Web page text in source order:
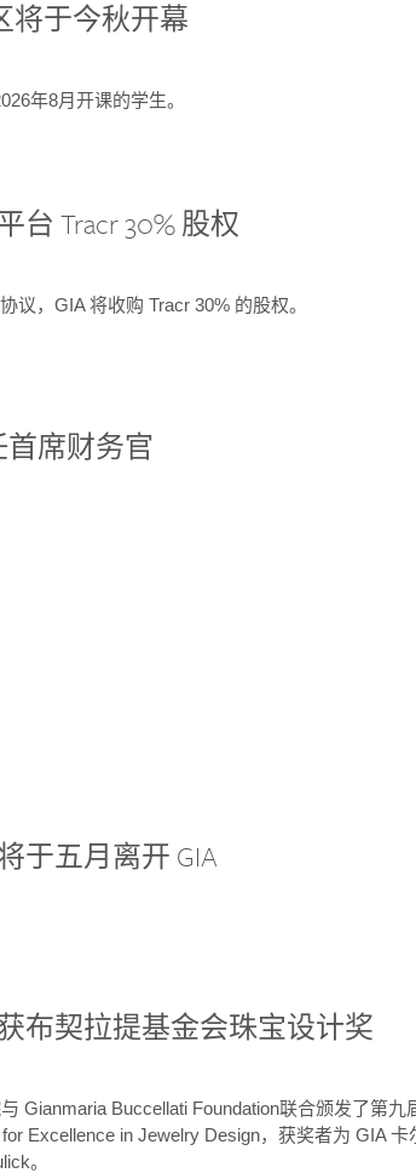
将于今秋开幕
年8月开课的学生。
台 Tracr 30% 股权
议，GIA 将收购 Tracr 30% 的股权。
首席财务官
于五月离开 GIA
布契拉提基金会珠宝设计奖
Gianmaria Buccellati Foundation联合颁发了第九
Excellence in Jewelry Design，获奖者为 GIA 卡
。